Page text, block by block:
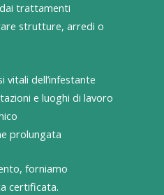
trattamenti
strutture, arredi o
dell’infestante
e luoghi di lavoro
prolungata
forniamo
certificata.